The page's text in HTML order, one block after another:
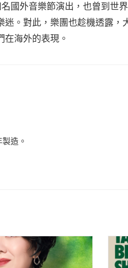
國外音樂節演出，也曾到世
。對此，樂團也趁機透露，
海外的表現。
造。